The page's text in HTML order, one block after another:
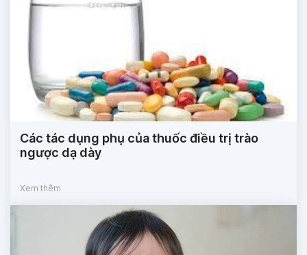
Các tác dụng phụ của thuốc điều trị trào
ngược dạ dày
Xem thêm